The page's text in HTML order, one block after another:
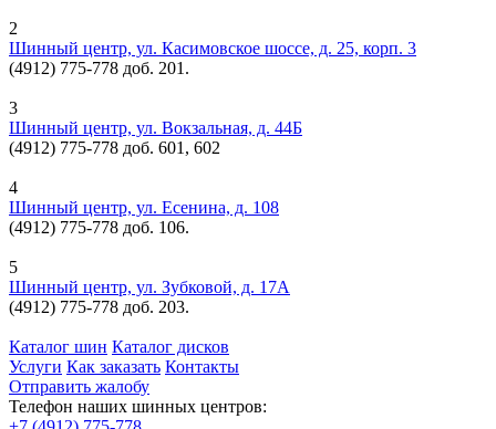
2
Шинный центр, ул. Касимовское шоссе, д. 25, корп. 3
(4912) 775-778 доб. 201.
3
Шинный центр, ул. Вокзальная, д. 44Б
(4912) 775-778 доб. 601, 602
4
Шинный центр, ул. Есенина, д. 108
(4912) 775-778 доб. 106.
5
Шинный центр, ул. Зубковой, д. 17А
(4912) 775-778 доб. 203.
Каталог шин Каталог дисков
Услуги Как заказать Контакты
Отправить жалобу
Телефон наших шинных центров: